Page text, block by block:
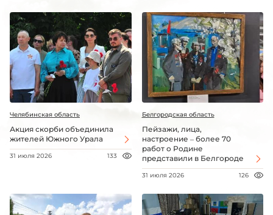
Челябинская область
Акция скорби объединила
жителей Южного Урала
31 июля 2026 133
Белгородская область
Пейзажи, лица,
настроение – более 70
работ о Родине
представили в Белгороде
31 июля 2026 126